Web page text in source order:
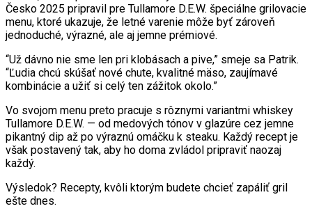
Česko 2025 pripravil pre Tullamore D.E.W. špeciálne grilovacie
menu, ktoré ukazuje, že letné varenie môže byť zároveň
jednoduché, výrazné, ale aj jemne prémiové.
“Už dávno nie sme len pri klobásach a pive,” smeje sa Patrik.
“Ľudia chcú skúšať nové chute, kvalitné mäso, zaujímavé
kombinácie a užiť si celý ten zážitok okolo.”
Vo svojom menu preto pracuje s rôznymi variantmi whiskey
Tullamore D.E.W. — od medových tónov v glazúre cez jemne
pikantný dip až po výraznú omáčku k steaku. Každý recept je
však postavený tak, aby ho doma zvládol pripraviť naozaj
každý.
Výsledok? Recepty, kvôli ktorým budete chcieť zapáliť gril
ešte dnes.